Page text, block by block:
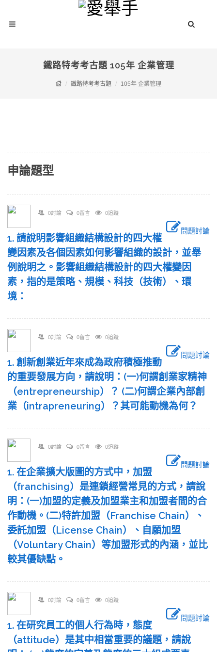
鐵路特考考古題 105年 企業管理
鐵路特考考古題 105年 企業管理
申論題型
0討論 0留言 0追蹤
問題討論
1. 請說明影響組織結構設計的四大權
變因素及各個因素如何影響組織的設計，並舉
例說明之。影響組織結構設計的四大權變因
素，指的是策略、規模、科技（技術）、環
境：
0討論 0留言 0追蹤
問題討論
1. 創新創業近年來成為政府積極推動
的重要發展方向，請說明：(一)何謂創業家精神
（entrepreneurship）？ (二)何謂企業內部創
業（intrapreneuring）？其可能動機為何？
0討論 0留言 0追蹤
問題討論
1. 在企業擴大版圖的方式中，加盟
（franchising）是連鎖經營常見的方式，請說
明：(一)加盟的定義及加盟業主和加盟者間的合
作動機。(二)特許加盟（Franchise Chain）、
委託加盟（License Chain）、自願加盟
（Voluntary Chain）等加盟形式的內涵，並比
較其優缺點。
0討論 0留言 0追蹤
問題討論
1. 在研究員工的個人行為時，態度
（attitude）是其中相當重要的議題，請說